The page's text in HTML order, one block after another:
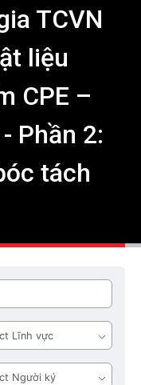
TCVN
liệu
CPE –
Phần 2:
tách